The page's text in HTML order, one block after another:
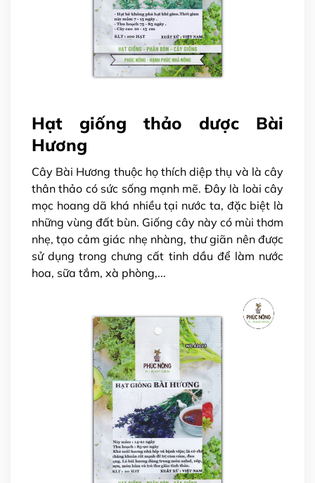
Hạt giống thảo dược Bài
Hương
Cây Bài Hương thuộc họ thích diệp thụ và là cây
thân thảo có sức sống mạnh mẽ. Đây là loài cây
mọc hoang dã khá nhiều tại nước ta, đặc biệt là
những vùng đất bùn. Giống cây này có mùi thơm
nhẹ, tạo cảm giác nhẹ nhàng, thư giãn nên được
sử dụng trong chưng cất tinh dầu để làm nước
hoa, sữa tắm, xà phòng,...